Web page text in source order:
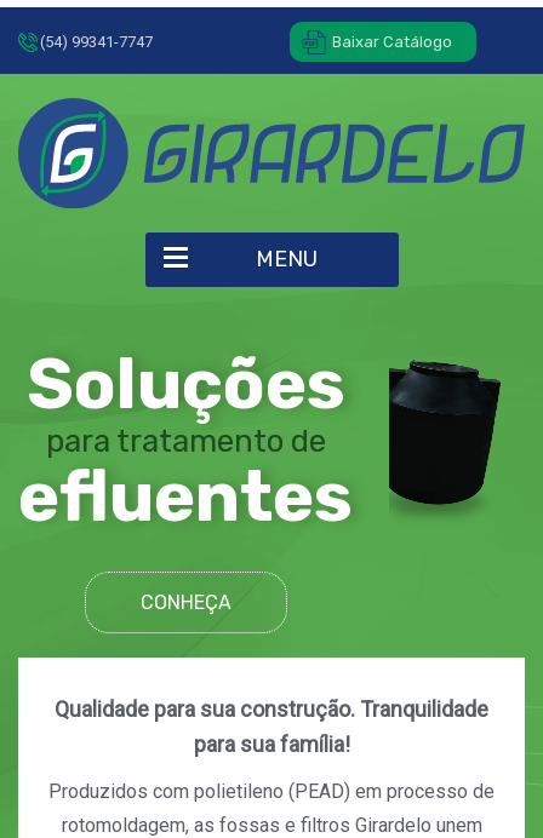
(54) 99341-7747 Baixar Catálogo
MENU
Soluções
para tratamento de
efluentes
CONHEÇA
Qualidade para sua construção. Tranquilidade
para sua família!
Produzidos com polietileno (PEAD) em processo de
rotomoldagem, as fossas e filtros Girardelo unem